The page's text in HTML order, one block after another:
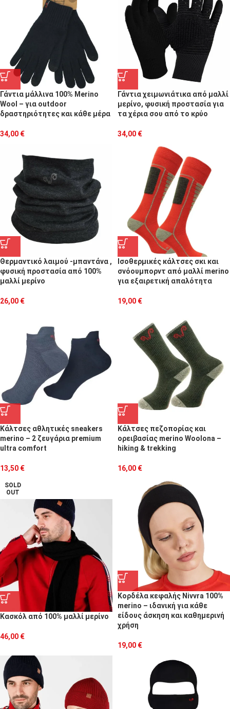
Γάντια μάλλινα 100% Merino
Wool – για οutdoor
δραστηριότητες και κάθε μέρα
34,00 €
Γάντια χειμωνιάτικα από μαλλί
μερίνο, φυσική προστασία για
τα χέρια σου από το κρύο
34,00 €
Θερμαντικό λαιμού -μπαντάνα ,
φυσική προστασία από 100%
μαλλί μερίνο
26,00 €
Ισοθερμικές κάλτσες σκι και
σνόουμπορντ από μαλλί merino
για εξαιρετική απαλότητα
19,00 €
Κάλτσες αθλητικές sneakers
merino – 2 ζευγάρια premium
ultra comfort
13,50 €
Κάλτσες πεζοπορίας και
ορειβασίας merino Woolona –
hiking & trekking
16,00 €
SOLD
OUT
Κασκόλ από 100% μαλλί μερίνο
46,00 €
Κορδέλα κεφαλής Nivvra 100%
merino – ιδανική για κάθε
είδους άσκηση και καθημερινή
χρήση
19,00 €